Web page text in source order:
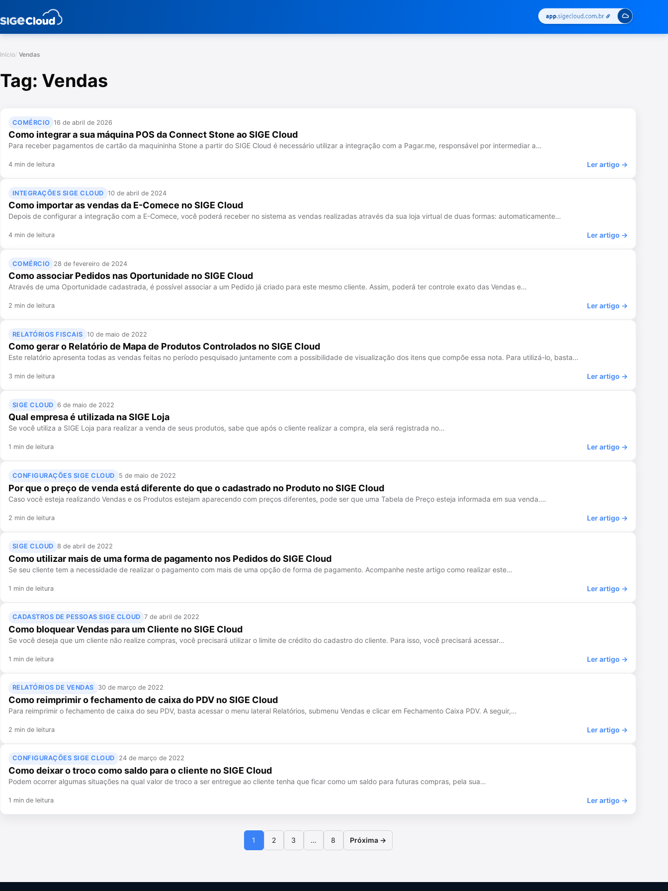
Início Vendas
Tag: Vendas
COMÉRCIO 16 de abril de 2026
Como integrar a sua máquina POS da Connect Stone ao SIGE Cloud
Para receber pagamentos de cartão da maquininha Stone a partir do SIGE Cloud é necessário utilizar a integração com a Pagar.me, responsável por intermediar a…
4 min de leitura Ler artigo →
INTEGRAÇÕES SIGE CLOUD 10 de abril de 2024
Como importar as vendas da E-Comece no SIGE Cloud
Depois de configurar a integração com a E-Comece, você poderá receber no sistema as vendas realizadas através da sua loja virtual de duas formas: automaticamente…
4 min de leitura Ler artigo →
COMÉRCIO 28 de fevereiro de 2024
Como associar Pedidos nas Oportunidade no SIGE Cloud
Através de uma Oportunidade cadastrada, é possível associar a um Pedido já criado para este mesmo cliente. Assim, poderá ter controle exato das Vendas e…
2 min de leitura Ler artigo →
RELATÓRIOS FISCAIS 10 de maio de 2022
Como gerar o Relatório de Mapa de Produtos Controlados no SIGE Cloud
Este relatório apresenta todas as vendas feitas no período pesquisado juntamente com a possibilidade de visualização dos itens que compõe essa nota. Para utilizá-lo, basta…
3 min de leitura Ler artigo →
SIGE CLOUD 6 de maio de 2022
Qual empresa é utilizada na SIGE Loja
Se você utiliza a SIGE Loja para realizar a venda de seus produtos, sabe que após o cliente realizar a compra, ela será registrada no…
1 min de leitura Ler artigo →
CONFIGURAÇÕES SIGE CLOUD 5 de maio de 2022
Por que o preço de venda está diferente do que o cadastrado no Produto no SIGE Cloud
Caso você esteja realizando Vendas e os Produtos estejam aparecendo com preços diferentes, pode ser que uma Tabela de Preço esteja informada em sua venda.…
2 min de leitura Ler artigo →
SIGE CLOUD 8 de abril de 2022
Como utilizar mais de uma forma de pagamento nos Pedidos do SIGE Cloud
Se seu cliente tem a necessidade de realizar o pagamento com mais de uma opção de forma de pagamento. Acompanhe neste artigo como realizar este…
1 min de leitura Ler artigo →
CADASTROS DE PESSOAS SIGE CLOUD 7 de abril de 2022
Como bloquear Vendas para um Cliente no SIGE Cloud
Se você deseja que um cliente não realize compras, você precisará utilizar o limite de crédito do cadastro do cliente. Para isso, você precisará acessar…
1 min de leitura Ler artigo →
RELATÓRIOS DE VENDAS 30 de março de 2022
Como reimprimir o fechamento de caixa do PDV no SIGE Cloud
Para reimprimir o fechamento de caixa do seu PDV, basta acessar o menu lateral Relatórios, submenu Vendas e clicar em Fechamento Caixa PDV. A seguir,…
2 min de leitura Ler artigo →
CONFIGURAÇÕES SIGE CLOUD 24 de março de 2022
Como deixar o troco como saldo para o cliente no SIGE Cloud
Podem ocorrer algumas situações na qual valor de troco a ser entregue ao cliente tenha que ficar como um saldo para futuras compras, pela sua…
1 min de leitura Ler artigo →
Página
1
Página
2
Página
3 …
Página
8 Próxima →